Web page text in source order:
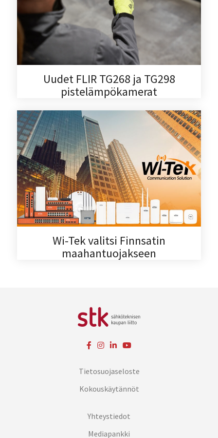
Uudet FLIR TG268 ja TG298
pistelämpökamerat
Wi-Tek valitsi Finnsatin
maahantuojakseen
Tietosuojaseloste
Kokouskäytännöt
Yhteystiedot
Mediapankki